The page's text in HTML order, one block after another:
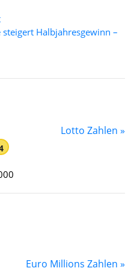
steigert Halbjahresgewinn –
Lotto Zahlen »
Euro Millions Zahlen »